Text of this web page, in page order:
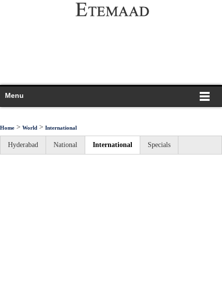
Menu
Home > World > International
Hyderabad National International Specials